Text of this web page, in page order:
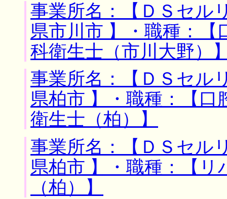
事業所名：【ＤＳセル
県市川市 】・職種：
科衛生士（市川大野）
事業所名：【ＤＳセル
県柏市 】・職種：【
衛生士（柏）】
事業所名：【ＤＳセル
県柏市 】・職種：【
（柏）】